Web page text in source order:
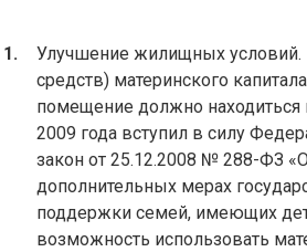
Улучшение жилищных условий.
средств) материнского
помещение должно находиться
2009 года вступил в силу
закон от 25.12.2008 № 288-ФЗ
дополнительных мерах
поддержки семей, имеющих
возможность использовать